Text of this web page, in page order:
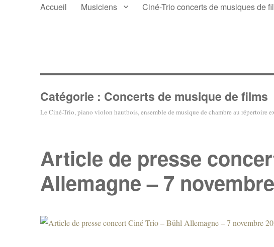
Accueil Musiciens Ciné-Trio concerts de musiques de
Catégorie : Concerts de musique de films
Le Ciné-Trio, piano violon hautbois, ensemble de musique de chambre au répertoire
Article de presse
Allemagne – 7